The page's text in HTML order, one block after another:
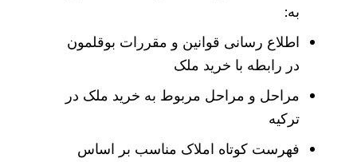
به:
اطلاع رسانی قوانین و مقررات بوقلمون
در رابطه با خرید ملک
مراحل و مراحل مربوط به خرید ملک در
ترکیه
فهرست کوتاه املاک مناسب بر اساس